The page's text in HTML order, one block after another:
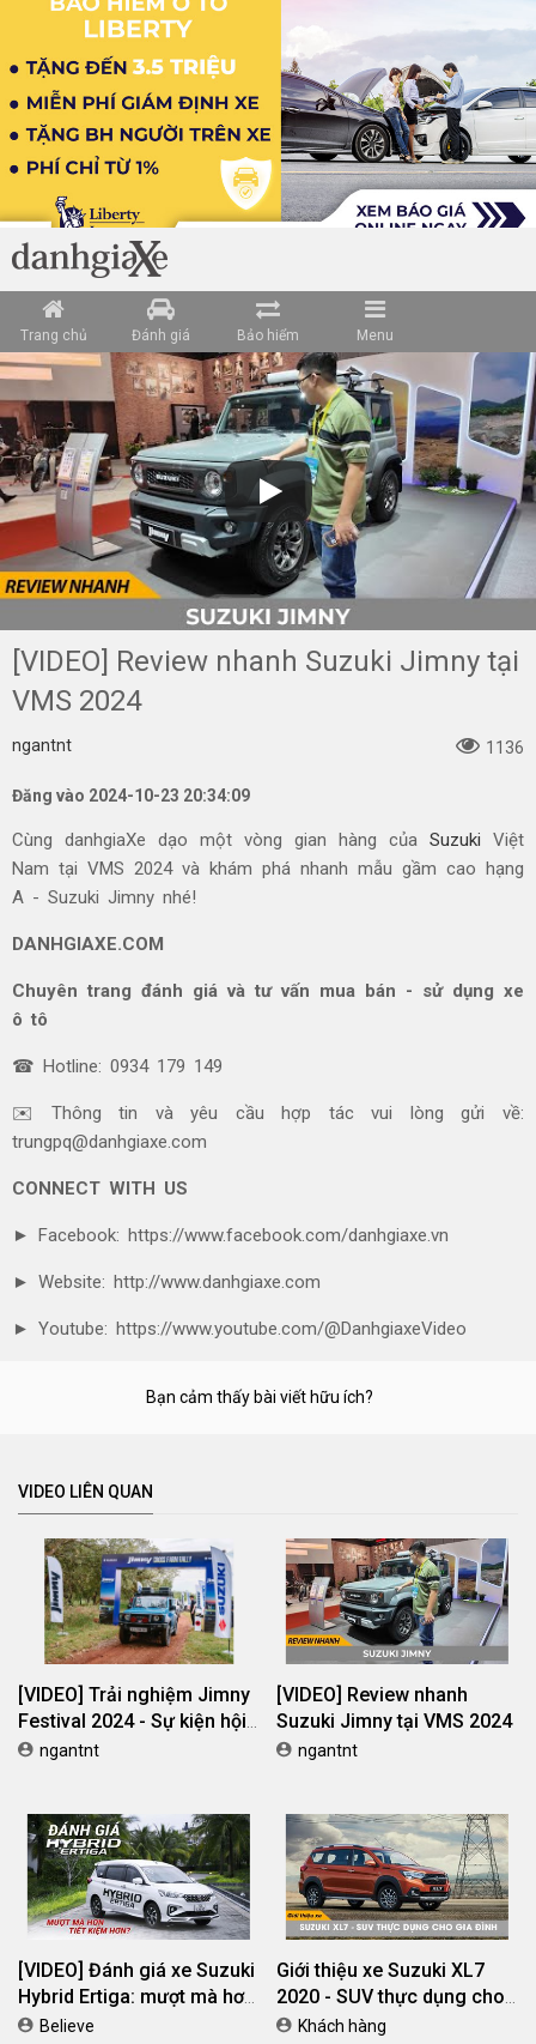
Trang chủ Đánh giá Bảo hiểm Menu
[VIDEO] Review nhanh Suzuki Jimny tại
VMS 2024
ngantnt 1136
Đăng vào 2024-10-23 20:34:09
Cùng danhgiaXe dạo một vòng gian hàng của Suzuki Việt
Nam tại VMS 2024 và khám phá nhanh mẫu gầm cao hạng
A - Suzuki Jimny nhé!
DANHGIAXE.COM
Chuyên trang đánh giá và tư vấn mua bán - sử dụng xe
ô tô
☎ Hotline: 0934 179 149
✉️ Thông tin và yêu cầu hợp tác vui lòng gửi về:
trungpq@danhgiaxe.com
CONNECT WITH US
► Facebook: https://www.facebook.com/danhgiaxe.vn
► Website: http://www.danhgiaxe.com
► Youtube: https://www.youtube.com/@DanhgiaxeVideo
Bạn cảm thấy bài viết hữu ích?
VIDEO LIÊN QUAN
[VIDEO] Trải nghiệm Jimny
Festival 2024 - Sự kiện hội
tụ hơn 30 chiếc Suzuki
ngantnt
[VIDEO] Review nhanh
Suzuki Jimny tại VMS 2024
ngantnt
[VIDEO] Đánh giá xe Suzuki
Hybrid Ertiga: mượt mà hơn,
tiết kiệm hơn?
Believe
Giới thiệu xe Suzuki XL7
2020 - SUV thực dụng cho
gia đình
Khách hàng